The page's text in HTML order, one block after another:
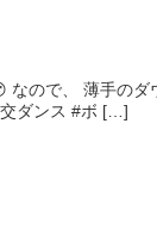
ので、 薄手の
ダンス #ボ […]